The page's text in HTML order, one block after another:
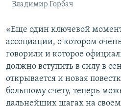
Владимир Горбач
«Еще один ключевой
ассоциации, о котором
говорили и которое
должно вступить в силу в
открывается и новая
большому счету, теперь
дальнейших шагах на